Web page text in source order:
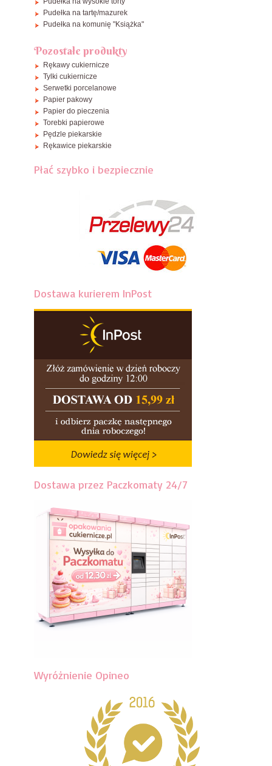
Pudełka na tartę/mazurek
Pudełka na komunię "Książka"
Pozostałe produkty
Rękawy cukiernicze
Tylki cukiernicze
Serwetki porcelanowe
Papier pakowy
Papier do pieczenia
Torebki papierowe
Pędzle piekarskie
Rękawice piekarskie
Płać szybko i bezpiecznie
Dostawa kurierem InPost
Dostawa przez Paczkomaty 24/7
Wyróżnienie Opineo